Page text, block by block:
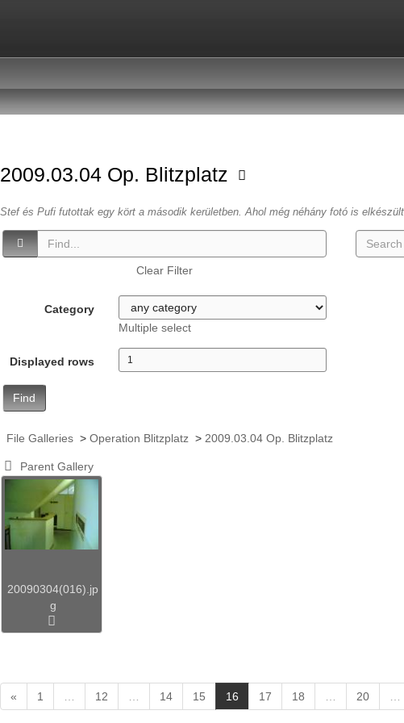
2009.03.04 Op. Blitzplatz
Stef és Pufi futottak egy kört a második kerületben. Ahol még néhány fotó is
Clear Filter
Category
Multiple select
Displayed rows
Find
File Galleries> Operation Blitzplatz> 2009.03.04 Op. Blitzplatz
Parent Gallery
20090304(016).jp
g
« 1 12 14 15 16(
c
17 18 20